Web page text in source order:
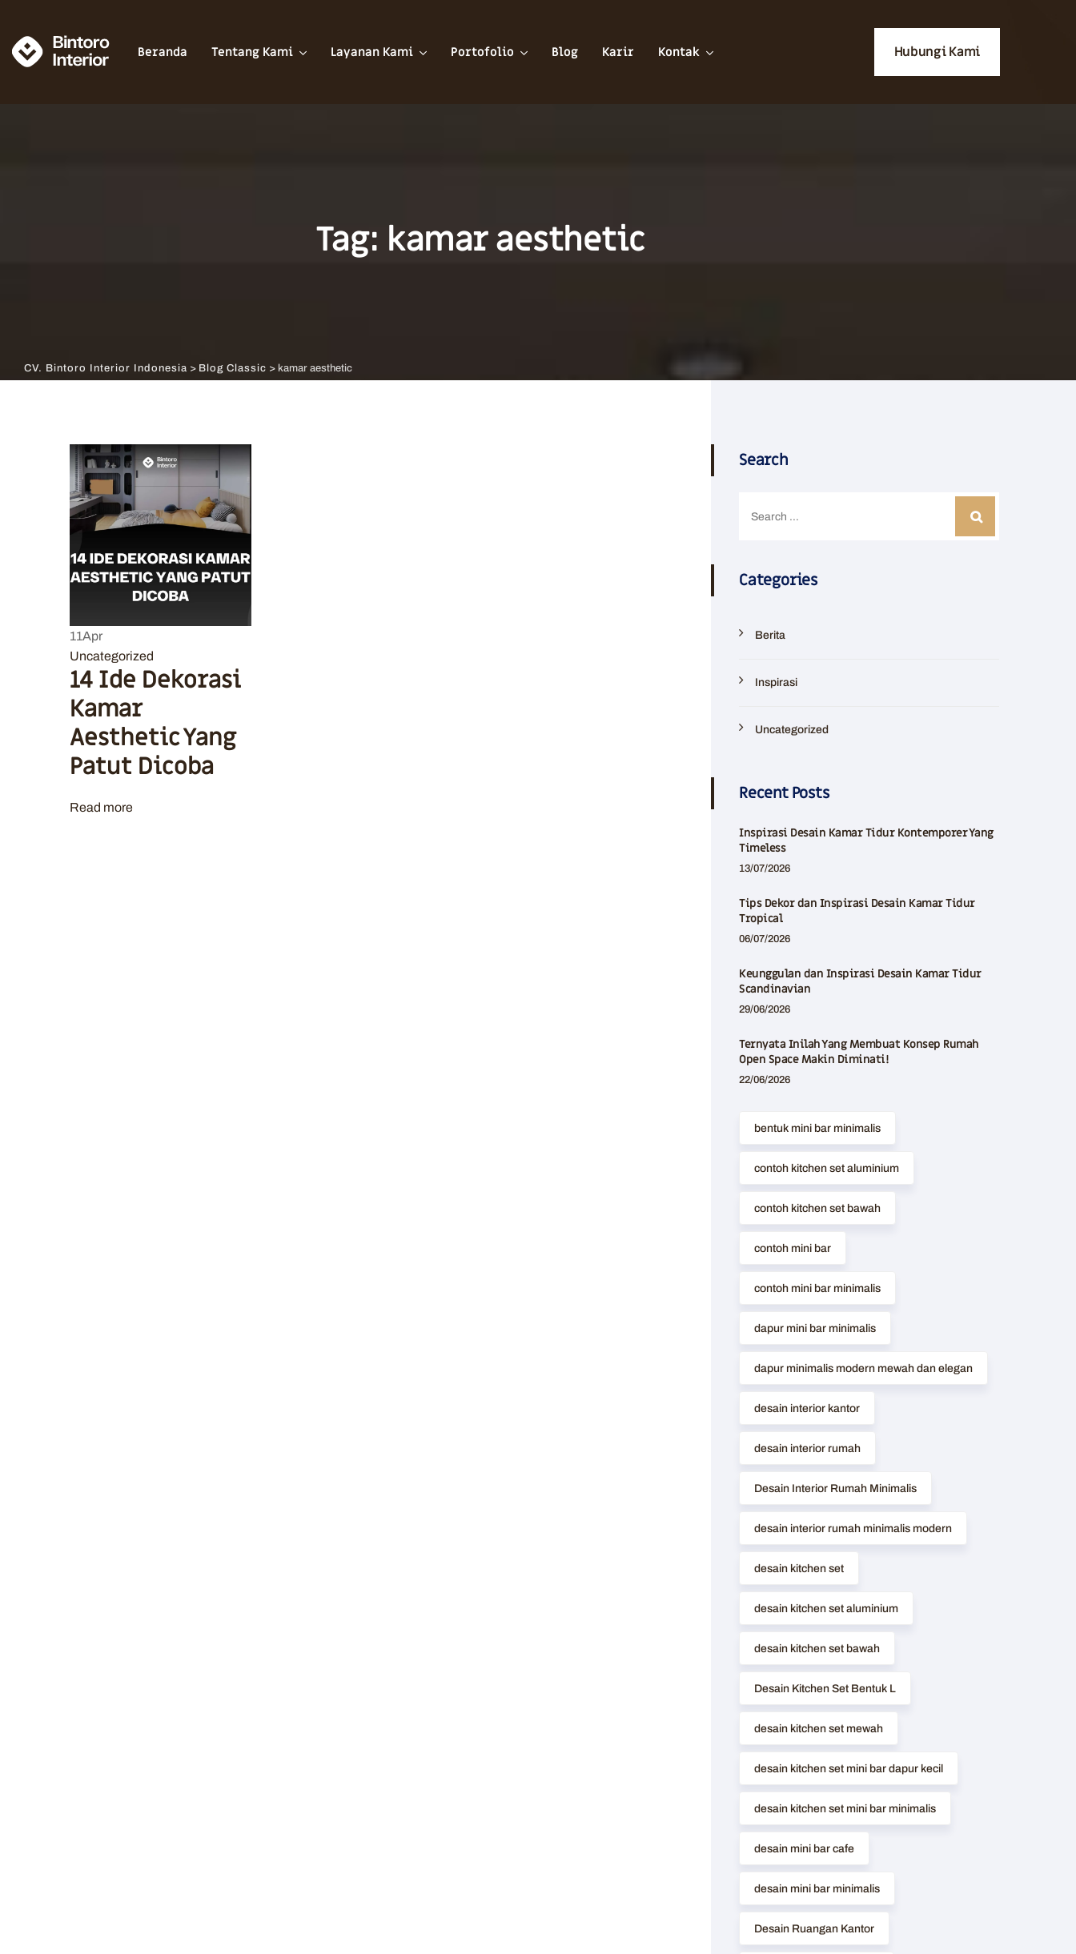
Beranda Tentang Kami Layanan Kami Portofolio Blog Karir Kontak Hubungi Kami
Tag: kamar aesthetic
CV. Bintoro Interior Indonesia > Blog Classic > kamar aesthetic
11Apr
Uncategorized
14 Ide Dekorasi
Kamar
Aesthetic Yang
Patut Dicoba
Read more
Search
Categories
Berita
Inspirasi
Uncategorized
Recent Posts
Inspirasi Desain Kamar Tidur Kontemporer Yang
Timeless
13/07/2026
Tips Dekor dan Inspirasi Desain Kamar Tidur
Tropical
06/07/2026
Keunggulan dan Inspirasi Desain Kamar Tidur
Scandinavian
29/06/2026
Ternyata Inilah Yang Membuat Konsep Rumah
Open Space Makin Diminati!
22/06/2026
bentuk mini bar minimalis
contoh kitchen set aluminium
contoh kitchen set bawah
contoh mini bar
contoh mini bar minimalis
dapur mini bar minimalis
dapur minimalis modern mewah dan elegan
desain interior kantor
desain interior rumah
Desain Interior Rumah Minimalis
desain interior rumah minimalis modern
desain kitchen set
desain kitchen set aluminium
desain kitchen set bawah
Desain Kitchen Set Bentuk L
desain kitchen set mewah
desain kitchen set mini bar dapur kecil
desain kitchen set mini bar minimalis
desain mini bar cafe
desain mini bar minimalis
Desain Ruangan Kantor